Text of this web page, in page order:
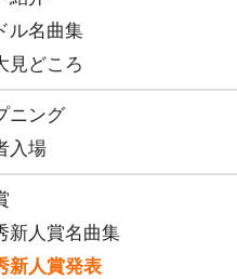
ル名曲集
見どころ
ニング
入場
新人賞名曲集
新人賞発表